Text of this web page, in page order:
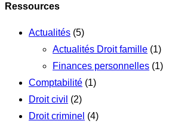
Ressources
Actualités (5)
Actualités Droit famille (1)
Finances personnelles (1)
Comptabilité (1)
Droit civil (2)
Droit criminel (4)